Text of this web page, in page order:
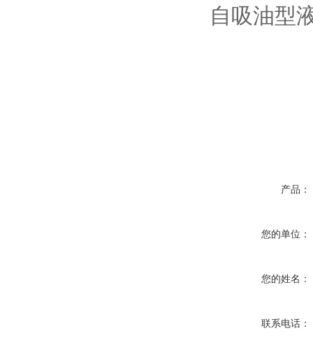
自吸油型
产品：
您的单位：
您的姓名：
联系电话：